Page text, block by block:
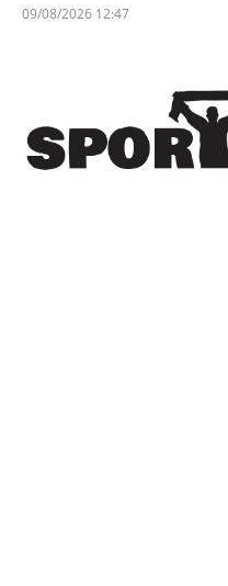
09/08/2026 12:47